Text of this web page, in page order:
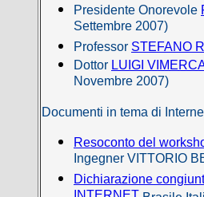
Presidente Onorevole
Settembre 2007)
Professor STEFANO
Dottor LUIGI
Novembre 2007)
Documenti in tema di
Resoconto del
Ingegner VITTORIO
Dichiarazione